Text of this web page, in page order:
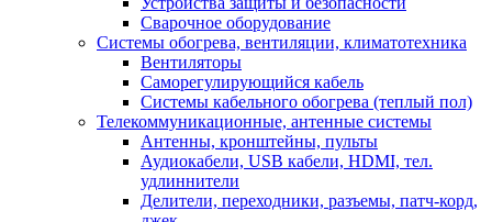
Сварочное оборудование
Системы обогрева, вентиляции, климатотехника
Вентиляторы
Саморегулирующийся кабель
Системы кабельного обогрева (теплый пол)
Телекоммуникационные, антенные системы
Антенны, кронштейны, пульты
Аудиокабели, USB кабели, HDMI, тел.
удлиннители
Делители, переходники, разъемы, патч-корд,